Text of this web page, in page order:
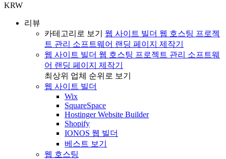
KRW
리뷰
카테고리로 보기
웹 사이트 빌더 웹 호스팅 프로젝
트 관리 소프트웨어 랜딩 페이지 제작기
웹 사이트 빌더 웹 호스팅 프로젝트 관리 소프트웨
어 랜딩 페이지 제작기
최상위 업체 순위로 보기
웹 사이트 빌더
Wix
SquareSpace
Hostinger Website Builder
Shopify
IONOS 웹 빌더
베스트 보기
웹 호스팅